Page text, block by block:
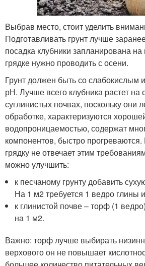
Выбрав место, стоит уделить
Подготавливать грунт лучше
посадка клубники запланирована
грядке нужно проводить с осени.
Грунт должен быть со слабокислым
рН. Лучше всего клубника растет на
суглинистых почвах, поскольку они
обработке, характеризуются
водопроницаемостью, содержат
компонентов, быстро прогреваются.
грядку не отвечает этим
можно улучшить:
к песчаному грунту добавить
На 1 м2 требуется 1 ведро глины
к глинистой почве – торф (1
на 1 м2.
Важно: торф лучше выбирать
верхового он не повышает